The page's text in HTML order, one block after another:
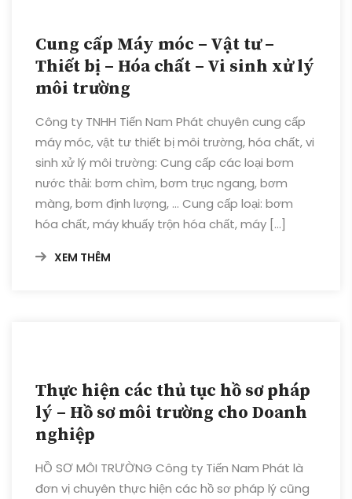
Cung cấp Máy móc – Vật tư –
Thiết bị – Hóa chất – Vi sinh xử lý
môi trường
Công ty TNHH Tiến Nam Phát chuyên cung cấp
máy móc, vật tư thiết bị môi trường, hóa chất, vi
sinh xử lý môi trường: Cung cấp các loại bơm
nước thải: bơm chìm, bơm trục ngang, bơm
màng, bơm định lượng, … Cung cấp loại: bơm
hóa chất, máy khuấy trộn hóa chất, máy […]
XEM THÊM
Thực hiện các thủ tục hồ sơ pháp
lý – Hồ sơ môi trường cho Doanh
nghiệp
HỒ SƠ MÔI TRƯỜNG Công ty Tiến Nam Phát là
đơn vị chuyên thực hiện các hồ sơ pháp lý cũng